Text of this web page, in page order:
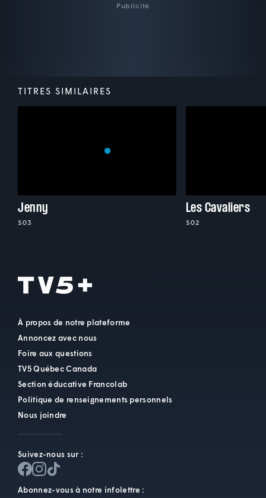
Publicité
TITRES SIMILAIRES
Jenny
S03
Les Cavaliers
S02
À propos de notre plateforme
Annoncez avec nous
Foire aux questions
TV5 Québec Canada
Section éducative Francolab
Politique de renseignements personnels
Nous joindre
Suivez-nous sur :
Abonnez-vous à notre infolettre :